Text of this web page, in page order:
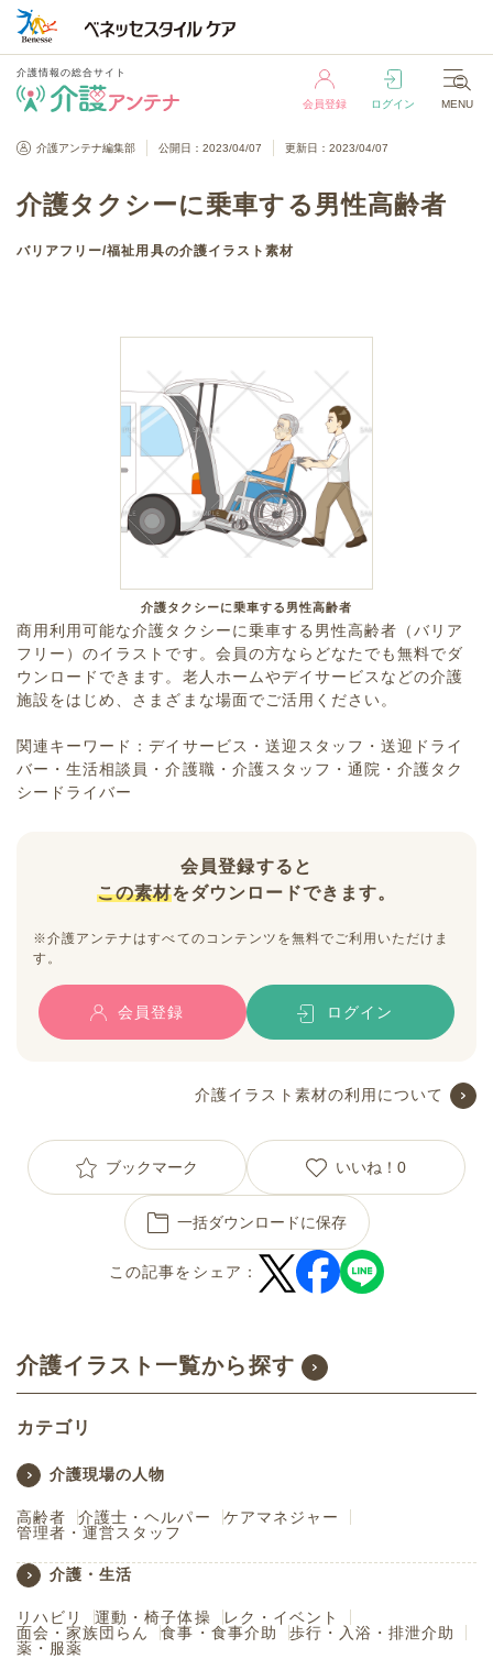
介護情報の総合サイト
会員登録 ログイン MENU
介護情報の総合サイト
介護アンテナ編集部 公開日：2023/04/07 更新日：2023/04/07
介護タクシーに乗車する男性高齢者
バリアフリー/福祉用具の介護イラスト素材
介護タクシーに乗車する男性高齢者
商用利用可能な介護タクシーに乗車する男性高齢者（バリア
フリー）のイラストです。会員の方ならどなたでも無料でダ
ウンロードできます。老人ホームやデイサービスなどの介護
施設をはじめ、さまざまな場面でご活用ください。
関連キーワード：デイサービス・送迎スタッフ・送迎ドライ
バー・生活相談員・介護職・介護スタッフ・通院・介護タク
シードライバー
会員登録すると
この素材をダウンロードできます。
※介護アンテナはすべてのコンテンツを無料でご利用いただけま
す。
会員登録 ログイン
介護イラスト素材の利用について
ブックマーク いいね！ 0
一括ダウンロードに保存
この記事をシェア：
介護イラスト一覧から探す
カテゴリ
介護現場の人物
高齢者 介護士・ヘルパー
ケアマネジャー
管理者・運営スタッフ
介護・生活
リハビリ 運動・椅子体操
レク・イベント
面会・家族団らん
食事・食事介助
歩行・入浴・排泄介助
薬・服薬